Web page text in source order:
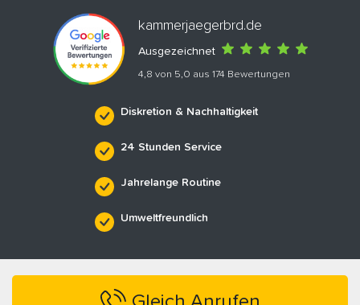
kammerjaegerbrd.de
Ausgezeichnet
4,8 von 5,0 aus 174 Bewertungen
Diskretion & Nachhaltigkeit
24 Stunden Service
Jahrelange Routine
Umweltfreundlich